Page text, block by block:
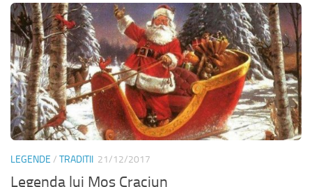
LEGENDE / TRADITII 21/12/2017
Legenda lui Mos Craciun